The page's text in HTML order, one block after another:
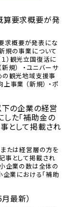
要求概要が発
求概要が発表にな
規の事業について
）観光立国復活に
規） ・ユニバーサ
の観光地域支援事
事業 （新規） ・ポ
の企業の経営
た「補助金の
として掲載され
たは経営層の方を
事として掲載され
企業の数は全体の
業における「補助
最新）